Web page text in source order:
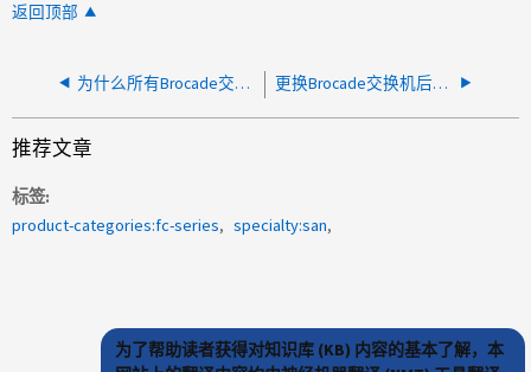
返回顶部
为什么所有Brocade交换机端口都持续呈琥珀色闪烁？ 更换Brocade交换机后分区错误
推荐文章
标签
product-categories:fc-series
specialty:san
为了帮助读者获得对知识库 (KB) 内容的基本了解，本